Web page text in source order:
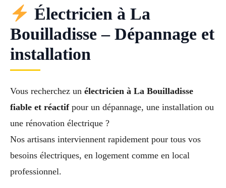
Électricien à La
Bouilladisse – Dépannage et
installation
Vous recherchez un électricien à La Bouilladisse
fiable et réactifpour un dépannage, une installation ou
une rénovation électrique ?
Nos artisans interviennent rapidement pour tous vos
besoins électriques, en logement comme en local
professionnel.